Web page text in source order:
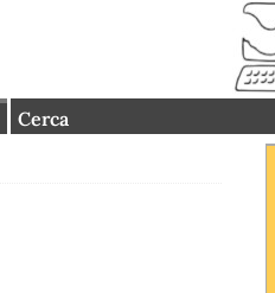
Cerca